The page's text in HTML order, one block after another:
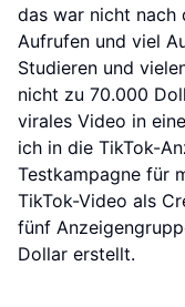
das war nicht nach
Aufrufen und viel
Studieren und
nicht zu 70.000
virales Video in
ich in die TikTok-
Testkampagne für
TikTok-Video als
fünf
Dollar erstellt.